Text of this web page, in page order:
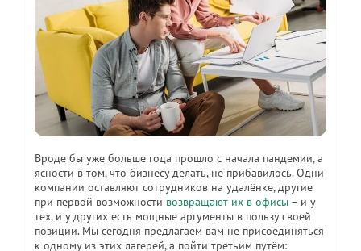
Вроде бы уже больше года прошло с начала пандемии, а
ясности в том, что бизнесу делать, не прибавилось. Одни
компании оставляют сотрудников на удалёнке, другие
при первой возможности возвращают их в офисы – и у
тех, и у других есть мощные аргументы в пользу своей
позиции. Мы сегодня предлагаем вам не присоединяться
к одному из этих лагерей, а пойти третьим путём: